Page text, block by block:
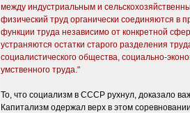
между индустриальным и
физический труд органически соединяются в
функции труда независимо от конкретной
устраняются остатки старого разделения
социалистического общества, социально-
умственного труда."
То, что социализм в СССР рухнул, доказало
Капитализм одержал верх в этом